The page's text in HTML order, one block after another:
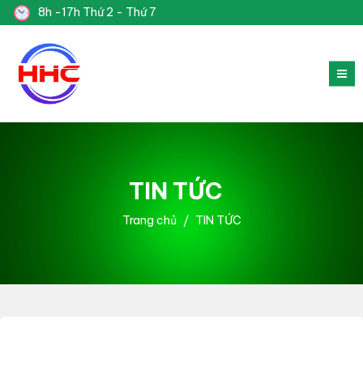
8h -17h Thứ 2 - Thứ 7
TIN TỨC
Trang chủ TIN TỨC